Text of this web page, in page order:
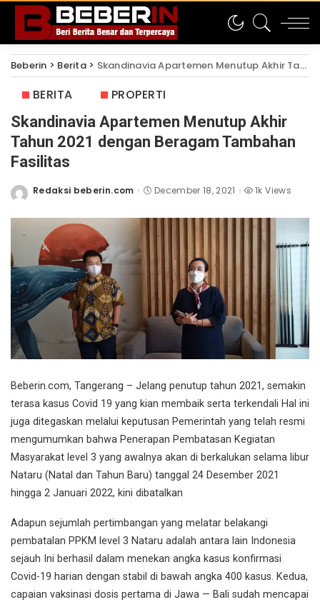
Beberin > Berita> Skandinavia Apartemen Menutup Akhir Tahun 2021 dengan Beragam Tambahan Fasilitas
BERITA PROPERTI
Skandinavia Apartemen Menutup Akhir
Tahun 2021 dengan Beragam Tambahan
Fasilitas
Posted
Redaksi beberin.com December 18, 2021 1k Views
Beberin.com, Tangerang – Jelang penutup tahun 2021, semakin
terasa kasus Covid 19 yang kian membaik serta terkendali Hal ini
juga ditegaskan melalui keputusan Pemerintah yang telah resmi
mengumumkan bahwa Penerapan Pembatasan Kegiatan
Masyarakat level 3 yang awalnya akan di berkalukan selama libur
Nataru (Natal dan Tahun Baru) tanggal 24 Desember 2021
hingga 2 Januari 2022, kini dibatalkan
Adapun sejumlah pertimbangan yang melatar belakangi
pembatalan PPKM level 3 Nataru adalah antara lain Indonesia
sejauh Ini berhasil dalam menekan angka kasus konfirmasi
Covid-19 harian dengan stabil di bawah angka 400 kasus. Kedua,
capaian vaksinasi dosis pertama di Jawa — Bali sudah mencapai